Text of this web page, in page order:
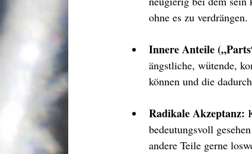
ohne es zu verdrängen.
Innere Anteile
ängstliche, wütende,
können und die
Radikale Akzeptanz:
bedeutungsvoll
andere Teile gerne